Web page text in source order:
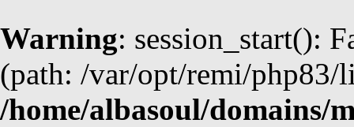
Warning: session_start():
(path: /var/opt/remi/php83/
/home/albasoul/domains/